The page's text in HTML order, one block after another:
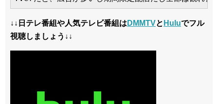
↓↓日テレ番組や人気テレビ番組は DMMTVと Huluでフル
視聴しましょう↓↓